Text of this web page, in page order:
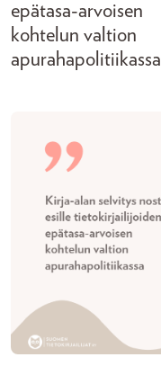
epätasa-arvoisen
kohtelun valtion
apurahapolitiikassa